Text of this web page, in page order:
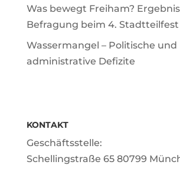
Was bewegt Freiham?
Befragung beim 4. Stadtteilfest
Wassermangel – Politische und
administrative Defizite
KONTAKT
Geschäftsstelle:
Schellingstraße 65 80799